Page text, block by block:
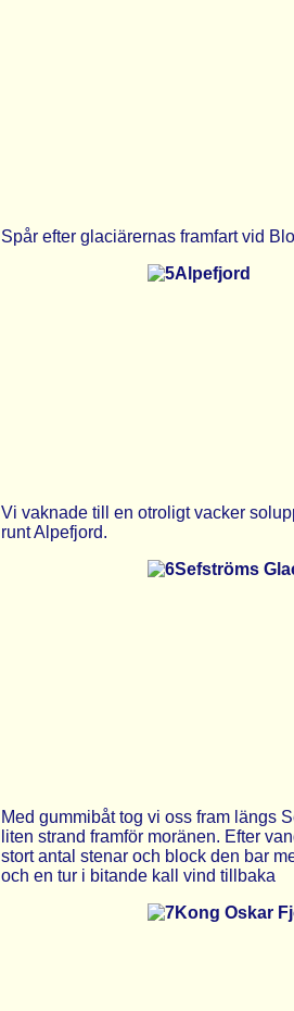
Spår efter glaciärernas framfart vid
Vi vaknade till en otroligt vacker
runt Alpefjord.
Med gummibåt tog vi oss fram längs
liten strand framför moränen. Efter
stort antal stenar och block den bar
och en tur i bitande kall vind tillbaka